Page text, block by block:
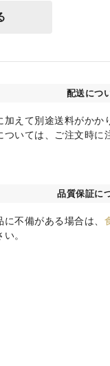
配送につ
加えて別途送料がかか
ついては、ご注文時に
品質保証に
不備がある場合は、
。